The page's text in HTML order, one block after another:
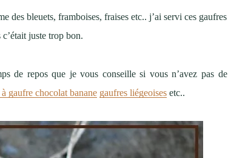
des bleuets, framboises, fraises etc.. j’ai servi ces gaufres
juste trop bon.
de repos que je vous conseille si vous n’avez pas de
à gaufre chocolat banane gaufres liégeoises etc..